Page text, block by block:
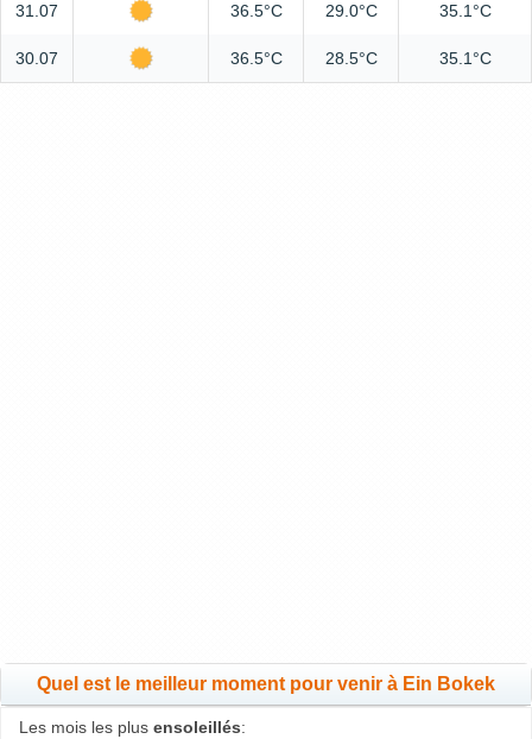
31.07 36.5°C 29.0°C 35.1°C
30.07 36.5°C 28.5°C 35.1°C
Quel est le meilleur moment pour venir à Ein Bokek
Les mois les plus ensoleillés: